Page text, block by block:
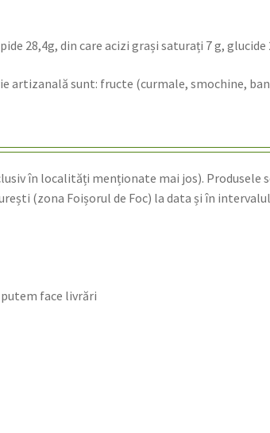
28,4g, din care acizi grași saturați 7 g, glucide
sunt: fructe (curmale, smochine,
în localități menționate mai jos).
(zona Foișorul de Foc) la data și în
face livrări